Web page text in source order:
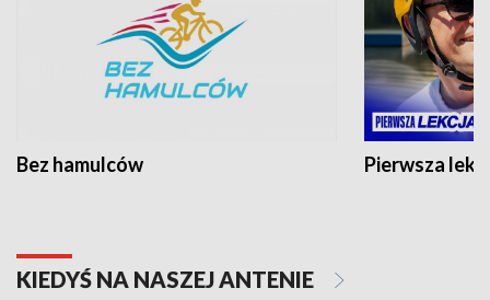
Bez hamulców Pierwsza
KIEDYŚ NA NASZEJ ANTENIE